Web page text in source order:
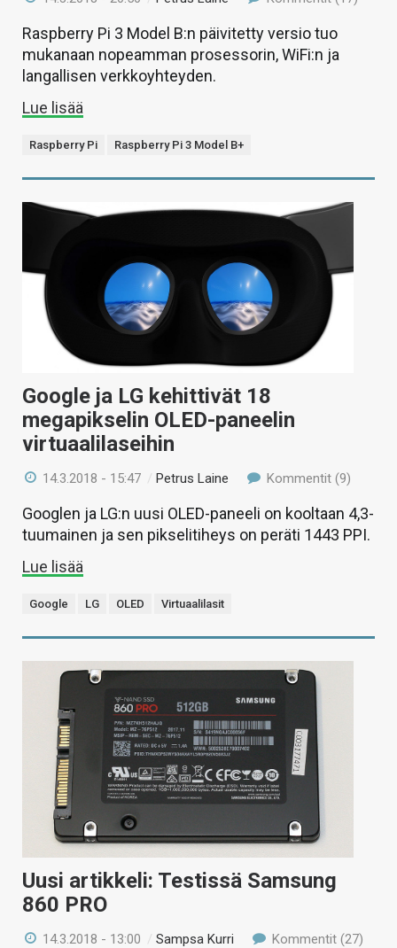
Raspberry Pi 3 Model B:n päivitetty versio tuo
mukanaan nopeamman prosessorin, WiFi:n ja
langallisen verkkoyhteyden.
Lue lisää
Raspberry Pi Raspberry Pi 3 Model B+
Google ja LG kehittivät 18
megapikselin OLED-paneelin
virtuaalilaseihin
14.3.2018 - 15:47 /Petrus Laine Kommentit (9)
Googlen ja LG:n uusi OLED-paneeli on kooltaan 4,3-
tuumainen ja sen pikselitiheys on peräti 1443 PPI.
Lue lisää
Google LG OLED Virtuaalilasit
Uusi artikkeli: Testissä Samsung
860 PRO
14.3.2018 - 13:00 /Sampsa Kurri Kommentit (27)